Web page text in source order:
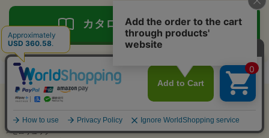
カタログ請求はこちら
アイテム比較
アイテムを全削除
ランドセルのフィットちゃん
男の子に人気のランドセル
すべてのカラーの男の子向けランドセル
赤（レッド）の男の子向けランドセル
ランドセルのフィットちゃん > ランドセル一覧 >女の子に人気のランドセル
>ゼロリュック